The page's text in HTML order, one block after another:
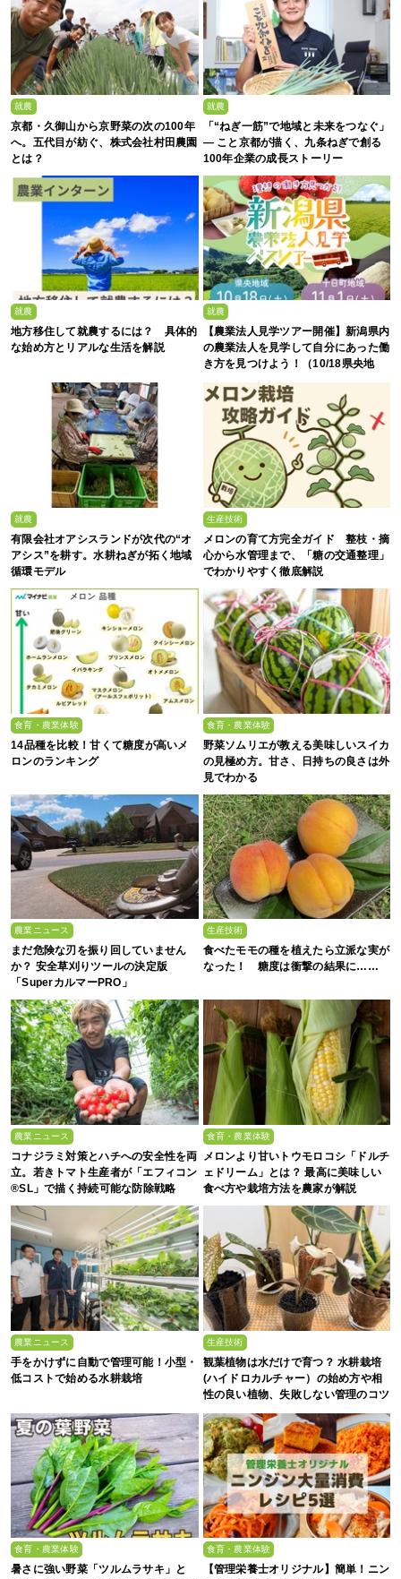
就農
京都・久御山から京野菜の次の100年
へ。五代目が紡ぐ、株式会社村田農園
とは？
就農
「“ねぎ一筋”で地域と未来をつなぐ」
— こと京都が描く、九条ねぎで創る
100年企業の成長ストーリー
就農
地方移住して就農するには？ 具体的
な始め方とリアルな生活を解説
就農
【農業法人見学ツアー開催】新潟県内
の農業法人を見学して自分にあった働
き方を見つけよう！（10/18県央地
域・11/1十日町地域）
就農
有限会社オアシスランドが次代の“オ
アシス”を耕す。水耕ねぎが拓く地域
循環モデル
生産技術
メロンの育て方完全ガイド 整枝・摘
心から水管理まで、「糖の交通整理」
でわかりやすく徹底解説
食育・農業体験
14品種を比較！甘くて糖度が高いメ
ロンのランキング
食育・農業体験
野菜ソムリエが教える美味しいスイカ
の見極め方。甘さ、日持ちの良さは外
見でわかる
農業ニュース
まだ危険な刃を振り回していません
か？ 安全草刈りツールの決定版
「SuperカルマーPRO」
生産技術
食べたモモの種を植えたら立派な実が
なった！ 糖度は衝撃の結果に……
農業ニュース
コナジラミ対策とハチへの安全性を両
立。若きトマト生産者が「エフィコン
®SL」で描く持続可能な防除戦略
食育・農業体験
メロンより甘いトウモロコシ「ドルチ
ェドリーム」とは？ 最高に美味しい
食べ方や栽培方法を農家が解説
農業ニュース
手をかけずに自動で管理可能！小型・
低コストで始める水耕栽培
生産技術
観葉植物は水だけで育つ？ 水耕栽培
(ハイドロカルチャー）の始め方や相
性の良い植物、失敗しない管理のコツ
食育・農業体験
暑さに強い野菜「ツルムラサキ」と
食育・農業体験
【管理栄養士オリジナル】簡単！ニン